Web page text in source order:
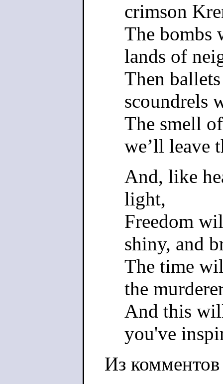
crimson
The bombs
lands of
Then
scoundrels
The smell
we’ll leave
And, like
light,
Freedom
shiny, and
The time
the
And this
you've
Из